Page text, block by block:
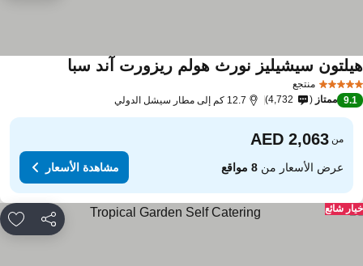
منتجع
سيشيليز نورث هولم ريزورت آند سبا
9.1 ممتاز 4,732 12.7 كم إلى مطار سيشل الدولي
من
عرض الأسعار من8 مواقع مشاهدة الأسعار
مشاركة
شائع